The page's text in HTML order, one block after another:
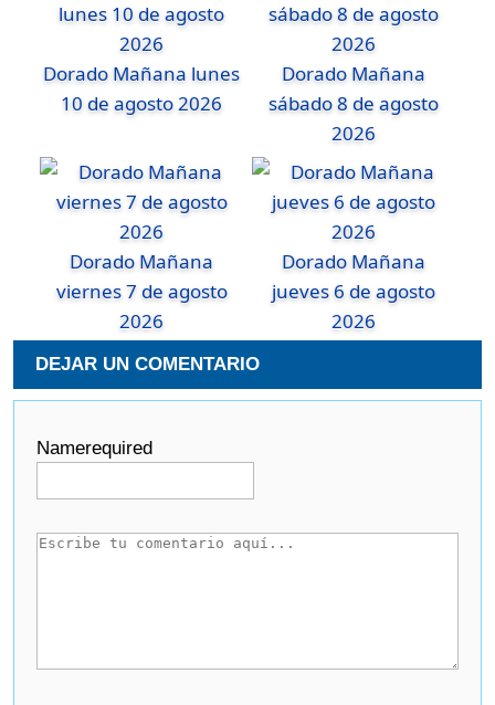
Dorado Mañana lunes
10 de agosto 2026
Dorado Mañana
sábado 8 de agosto
2026
Dorado Mañana
viernes 7 de agosto
2026
Dorado Mañana
jueves 6 de agosto
2026
DEJAR UN COMENTARIO
Namerequired